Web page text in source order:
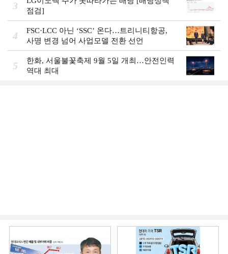
3
점검]
4
FSC·LCC 아닌 ‘SSC’ 온다…트리니티항공,
사명 변경 넘어 사업모델 전환 선언
5
한화, 서울불꽃축제 9월 5일 개최…안전인력
역대 최대